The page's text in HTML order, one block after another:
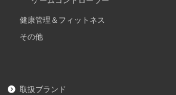
健康管理＆フィットネス
その他
取扱ブランド